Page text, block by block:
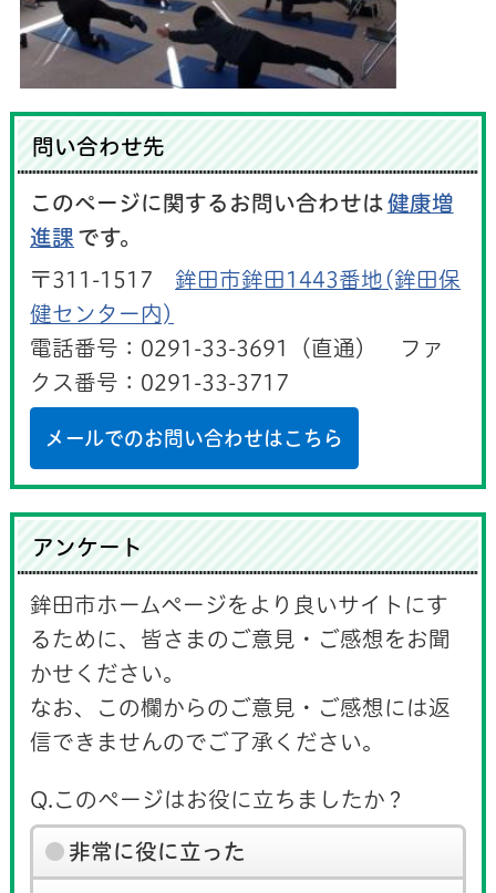
問い合わせ先
このページに関するお問い合わせは 健康増
進課 です。
〒311-1517 鉾田市鉾田1443番地(鉾田保
健センター内)
電話番号：0291-33-3691（直通） ファ
クス番号：0291-33-3717
メールでのお問い合わせはこちら
アンケート
鉾田市ホームページをより良いサイトにす
るために、皆さまのご意見・ご感想をお聞
かせください。
なお、この欄からのご意見・ご感想には返
信できませんのでご了承ください。
Q.このページはお役に立ちましたか？
非常に役に立った